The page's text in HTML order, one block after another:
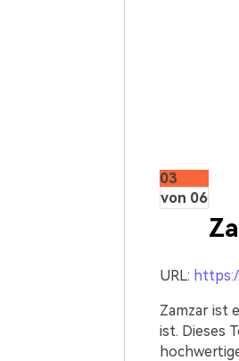
03
von 06
URL:
Zamzar ist
ist. Dieses